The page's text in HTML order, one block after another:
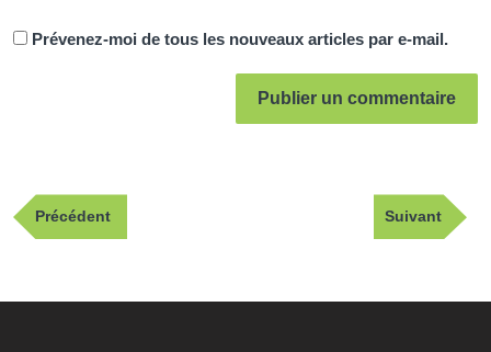
Prévenez-moi de tous les nouveaux articles par e-mail.
Navigation
dePublication
précédente
Précédent
Article
suivant
Suivant